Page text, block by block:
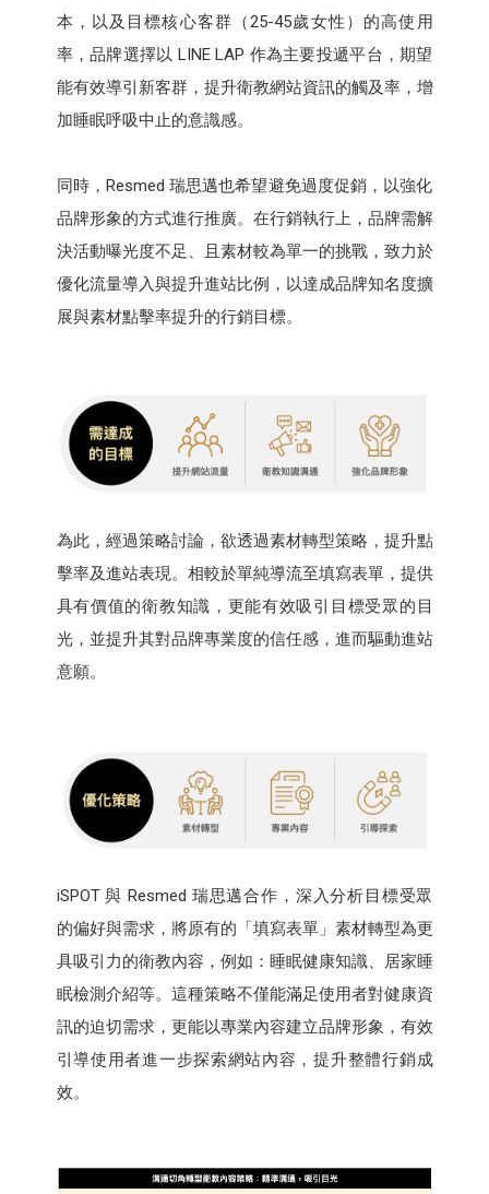
本，以及目標核心客群（25-45歲女性）的高使用
率，品牌選擇以 LINE LAP 作為主要投遞平台，期望
能有效導引新客群，提升衛教網站資訊的觸及率，增
加睡眠呼吸中止的意識感。
同時，Resmed 瑞思邁也希望避免過度促銷，以強化
品牌形象的方式進行推廣。在行銷執行上，品牌需解
決活動曝光度不足、且素材較為單一的挑戰，致力於
優化流量導入與提升進站比例，以達成品牌知名度擴
展與素材點擊率提升的行銷目標。
為此，經過策略討論，欲透過素材轉型策略，提升點
擊率及進站表現。相較於單純導流至填寫表單，提供
具有價值的衛教知識，更能有效吸引目標受眾的目
光，並提升其對品牌專業度的信任感，進而驅動進站
意願。
iSPOT 與 Resmed 瑞思邁合作，深入分析目標受眾
的偏好與需求，將原有的「填寫表單」素材轉型為更
具吸引力的衛教內容，例如：睡眠健康知識、居家睡
眠檢測介紹等。這種策略不僅能滿足使用者對健康資
訊的迫切需求，更能以專業內容建立品牌形象，有效
引導使用者進一步探索網站內容，提升整體行銷成
效。